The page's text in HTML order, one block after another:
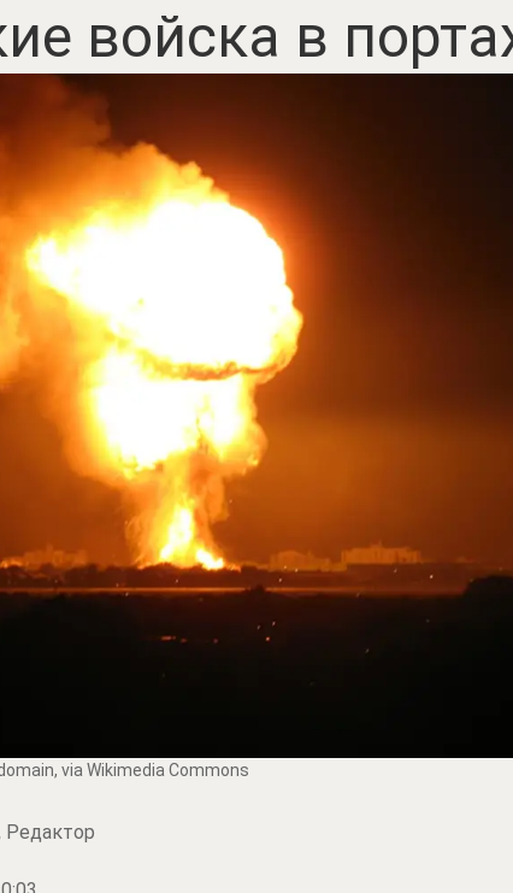
войска в
via Wikimedia Commons
Редактор